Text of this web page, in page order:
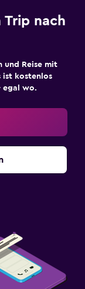
nach
und Reise mit
ist kostenlos
egal wo.